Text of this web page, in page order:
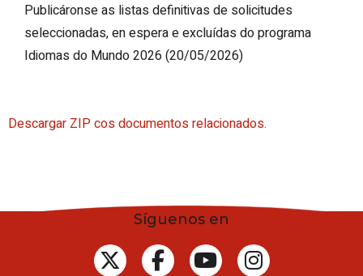
Publicáronse as listas definitivas de solicitudes
seleccionadas, en espera e excluídas do programa
Idiomas do Mundo 2026 (20/05/2026)
Descargar ZIP cos documentos relacionados.
Síguenos en